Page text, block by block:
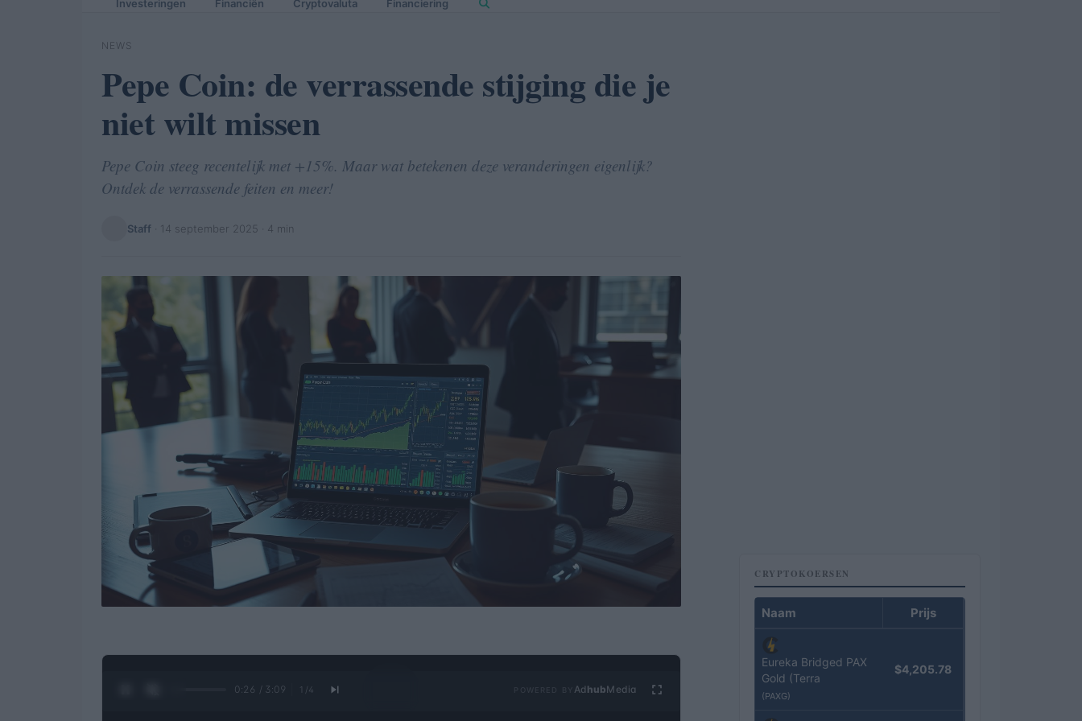
Investeringen Financiën Cryptovaluta Financiering
NEWS
Pepe Coin: de verrassende stijging die je
niet wilt missen
Pepe Coin steeg recentelijk met +15%. Maar wat betekenen deze veranderingen eigenlijk?
Ontdek de verrassende feiten en meer!
Staff 14 september 2025 · 4 min
0:27 / 3:09 1 /4 Ad hubMedia
CRYPTOKOERSEN
Naam Prijs
Eureka Bridged PAX
Gold (Terra
(PAXG)
$4,205.78